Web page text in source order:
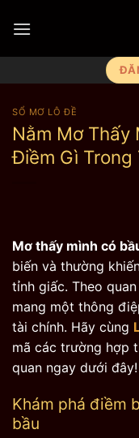
qua
SỔ MƠ LÔ ĐỀ
Nằm Mơ Thấy
Điềm Gì Trong
Mơ thấy mình có
biến và thường
tỉnh giấc. Theo
mang một thông
tài chính. Hãy cùng
mã các trường hợp
quan ngay dưới đây!
Khám phá điềm
bầu